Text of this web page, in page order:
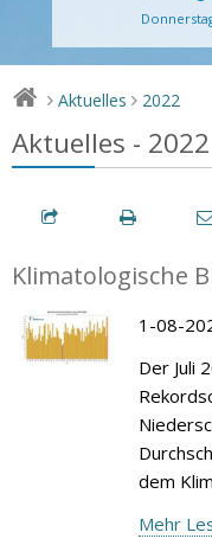
> Aktuelles > 2022
Aktuelles - 2022
Klimatologische
1-08-
Der Juli
dem
Mehr